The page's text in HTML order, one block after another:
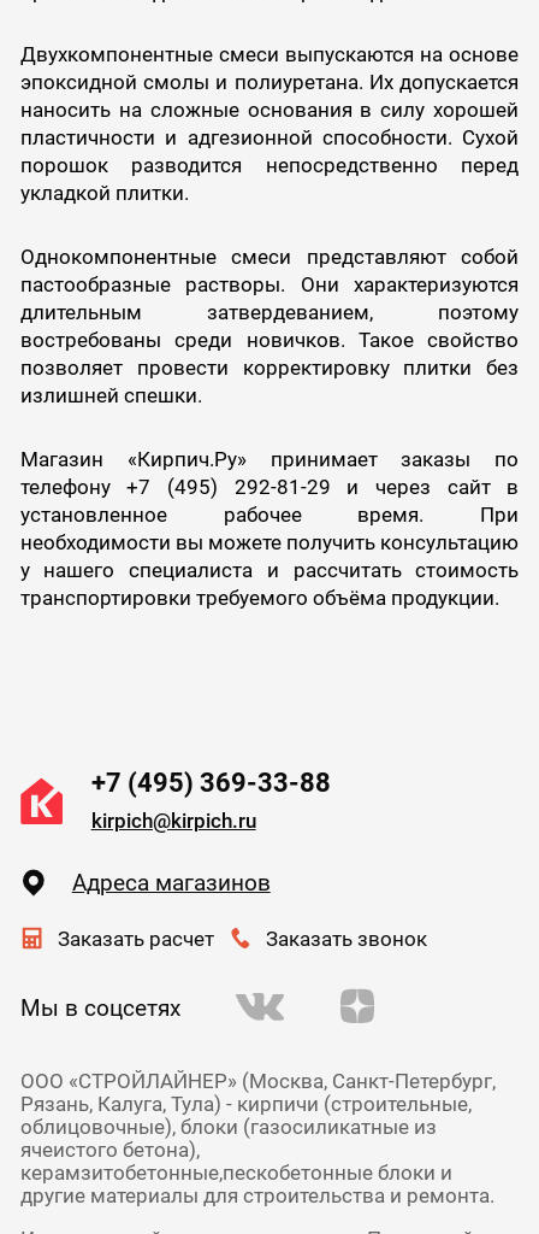
Двухкомпонентные смеси выпускаются на основе
эпоксидной смолы и полиуретана. Их допускается
наносить на сложные основания в силу хорошей
пластичности и адгезионной способности. Сухой
порошок разводится непосредственно перед
укладкой плитки.
Однокомпонентные смеси представляют собой
пастообразные растворы. Они характеризуются
длительным затвердеванием, поэтому
востребованы среди новичков. Такое свойство
позволяет провести корректировку плитки без
излишней спешки.
Магазин «Кирпич.Ру» принимает заказы по
телефону +7 (495) 292-81-29 и через сайт в
установленное рабочее время. При
необходимости вы можете получить консультацию
у нашего специалиста и рассчитать стоимость
транспортировки требуемого объёма продукции.
+7 (495) 369-33-88
kirpich@kirpich.ru
Адреса магазинов
Заказать расчет Заказать звонок
Мы в соцсетях
ООО «СТРОЙЛАЙНЕР» (Москва, Санкт-Петербург,
Рязань, Калуга, Тула) - кирпичи (строительные,
облицовочные), блоки (газосиликатные из
ячеистого бетона),
керамзитобетонные,пескобетонные блоки и
другие материалы для строительства и ремонта.